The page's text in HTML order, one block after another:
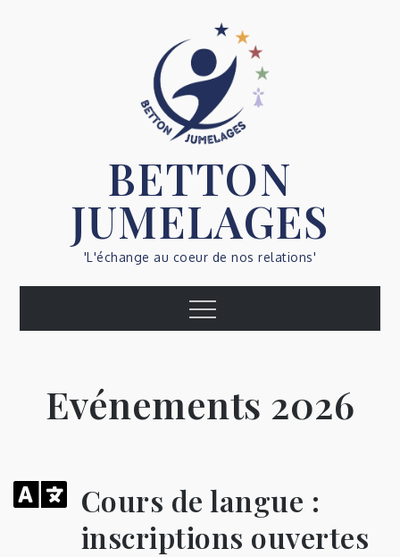
BETTON
JUMELAGES
'L'échange au coeur de nos relations'
Menu
Evénements 2026
Cours de langue :
inscriptions ouvertes